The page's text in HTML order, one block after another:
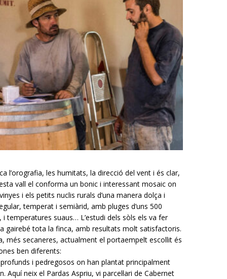
l’orografia, les humitats, la direcció del vent i és clar,
vall el conforma un bonic i interessant mosaic on
i els petits nuclis rurals d’una manera dolça i
temperat i semiàrid, amb pluges d’uns 500
temperatures suaus… L’estudi dels sòls els va fer
gairebé tota la finca, amb resultats molt satisfactoris.
més secaneres, actualment el portaempelt escollit és
ben diferents:
i pedregosos on han plantat principalment
neix el Pardas Aspriu, vi parcel·lari de Cabernet